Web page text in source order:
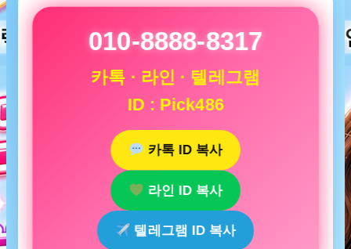
010-8888-8317
카톡 · 라인 · 텔레그램
ID : Pick486
카톡 ID 복사
라인 ID 복사
텔레그램 ID 복사